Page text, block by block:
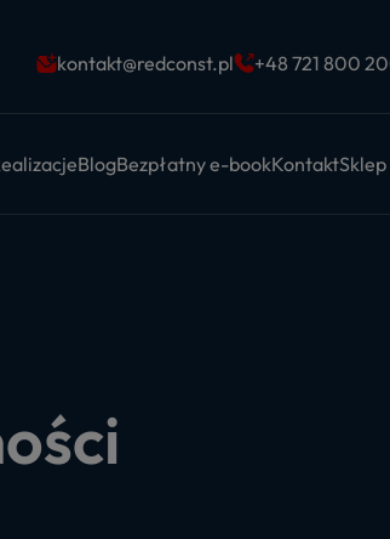
kontakt@redconst.pl +48 721 800
BlogBezpłatny e-bookKontaktSklep